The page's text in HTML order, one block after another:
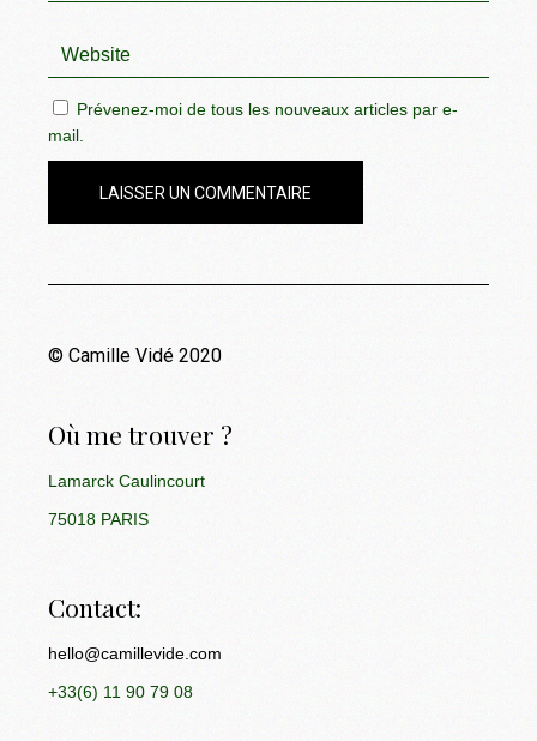
Prévenez-moi de tous les nouveaux articles par e-
mail.
LAISSER UN COMMENTAIRE
© Camille Vidé 2020
Où me trouver ?
Lamarck Caulincourt
75018 PARIS
Contact:
hello@camillevide.com
+33(6) 11 90 79 08